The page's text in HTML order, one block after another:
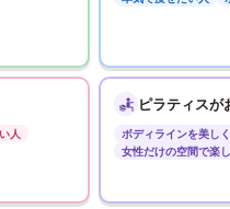
人
ピラティスが
ボディラインを美し
女性だけの空間で楽